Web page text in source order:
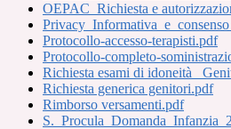
OEPAC_Richiesta e
Protocollo-accesso-terapisti.pdf
Protocollo-completo-
Richiesta esami di idoneità
Richiesta generica genitori.pdf
Rimborso versamenti.pdf